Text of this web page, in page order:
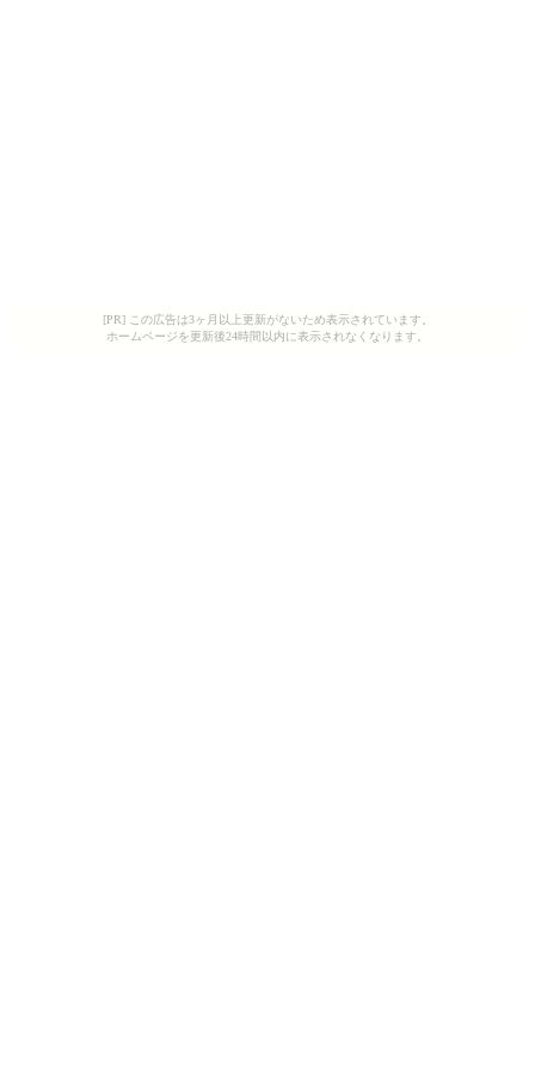
[PR] この広告は3ヶ月以上更新がないため表示されています。
ホームページを更新後24時間以内に表示されなくなります。